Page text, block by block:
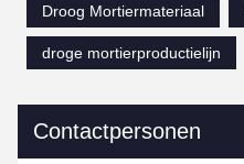
Droog Mortiermateriaal
droge mortierproductielijn
Contactpersonen